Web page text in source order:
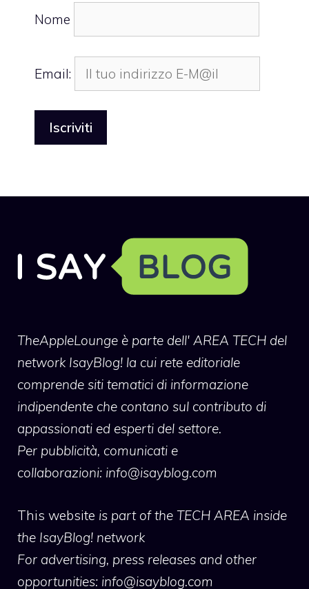
Nome
Email:
TheAppleLounge è parte dell' AREA TECH del
network IsayBlog! la cui rete editoriale
comprende siti tematici di informazione
indipendente che contano sul contributo di
appassionati ed esperti del settore.
Per pubblicità, comunicati e
collaborazioni: info@isayblog.com
This website is part of the TECH AREA inside
the IsayBlog! network
For advertising, press releases and other
opportunities: info@isayblog.com